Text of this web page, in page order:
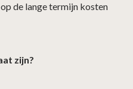
de lange termijn kosten
zijn?